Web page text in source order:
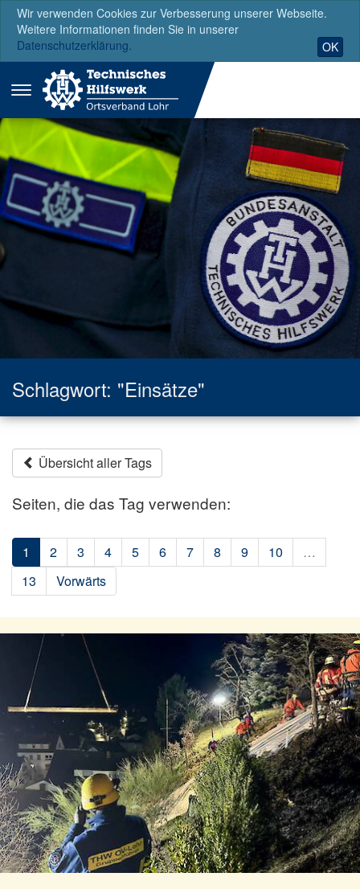
Wir verwenden Cookies zur Verbesserung unserer Webseite.
Weitere Informationen finden Sie in unserer
Datenschutzerklärung.
OK
Menü
ausklappen
Schlagwort: "Einsätze"
Übersicht aller Tags
Seiten, die das Tag verwenden:
1 2 3 4 5 6 7 8 9 10
…
13
Vorwärts